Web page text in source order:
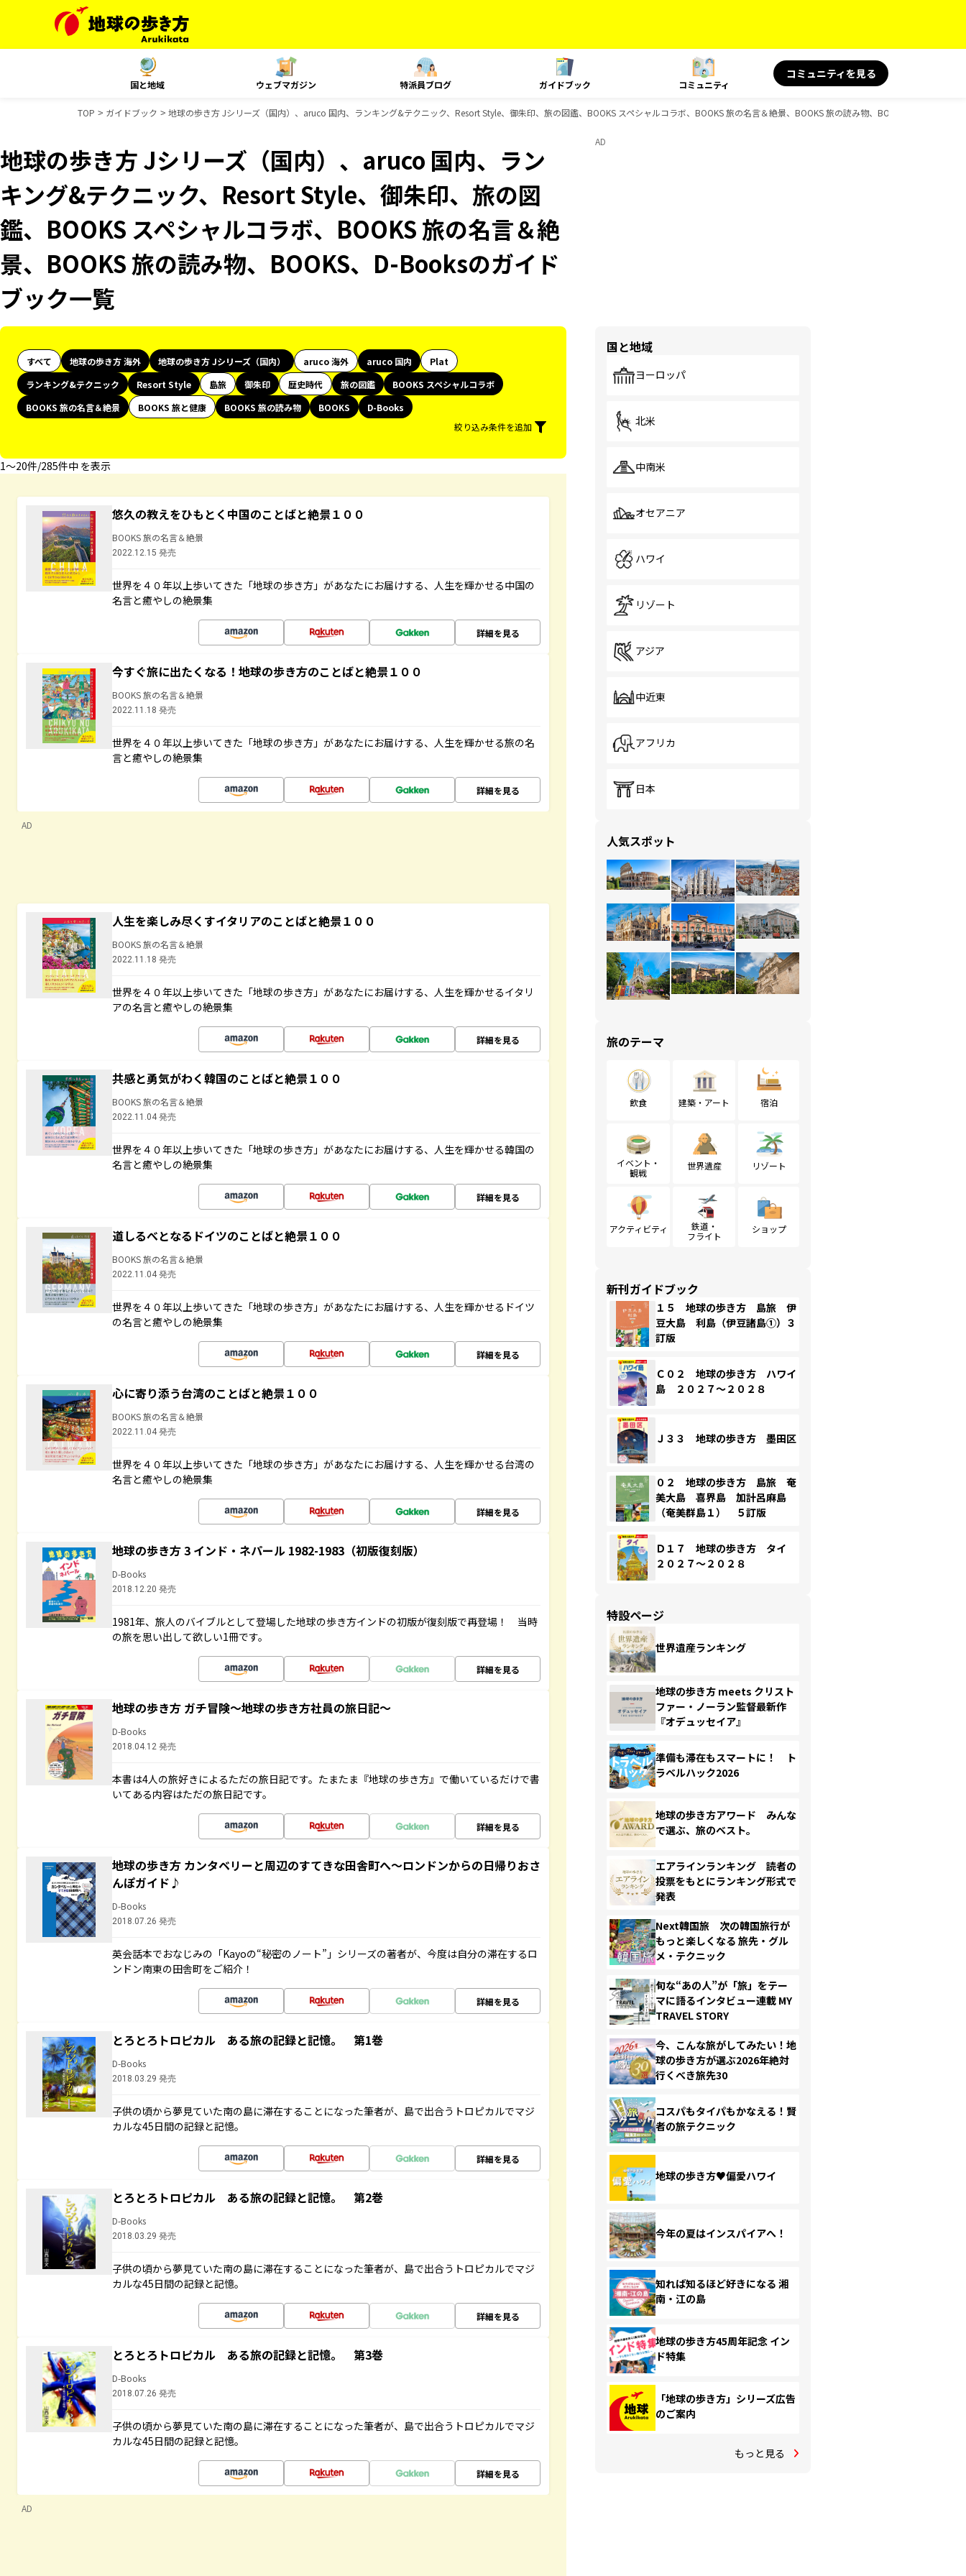
国と地域 ウェブマガジン 特派員ブログ ガイドブック コミュニティ
コミュニティを見る
TOP ガイドブック 地球の歩き方 Jシリーズ（国内）、aruco 国内、ランキング&テクニック、Resort Style、御朱印、旅の図鑑、BOOKS スペシャルコラボ、BOOKS 旅の名言＆絶景、BOOKS 旅の読み物、BOOKS、D-Booksの
地球の歩き方 Jシリーズ（国内）、aruco 国内、ラン
キング&テクニック、Resort Style、御朱印、旅の図
鑑、BOOKS スペシャルコラボ、BOOKS 旅の名言＆絶
景、BOOKS 旅の読み物、BOOKS、D-Booksのガイド
ブック一覧
すべて 地球の歩き方 海外 地球の歩き方 Jシリーズ（国内） aruco 海外 aruco 国内
Plat
ランキング&テクニック
Resort Style 島旅 御朱印 歴史時代 旅の図鑑
BOOKS スペシャルコラボ
BOOKS 旅の名言＆絶景
BOOKS 旅と健康 BOOKS 旅の読み物 BOOKS
D-Books
絞り込み条件を追加
1〜20件/285件中 を表示
悠久の教えをひもとく中国のことばと絶景１００
BOOKS 旅の名言＆絶景
2022.12.15 発売
世界を４０年以上歩いてきた「地球の歩き方」があなたにお届けする、人生を輝かせる中国の
名言と癒やしの絶景集
詳細を見る
今すぐ旅に出たくなる！地球の歩き方のことばと絶景１００
BOOKS 旅の名言＆絶景
2022.11.18 発売
世界を４０年以上歩いてきた「地球の歩き方」があなたにお届けする、人生を輝かせる旅の名
言と癒やしの絶景集
詳細を見る
AD
人生を楽しみ尽くすイタリアのことばと絶景１００
BOOKS 旅の名言＆絶景
2022.11.18 発売
世界を４０年以上歩いてきた「地球の歩き方」があなたにお届けする、人生を輝かせるイタリ
アの名言と癒やしの絶景集
詳細を見る
共感と勇気がわく韓国のことばと絶景１００
BOOKS 旅の名言＆絶景
2022.11.04 発売
世界を４０年以上歩いてきた「地球の歩き方」があなたにお届けする、人生を輝かせる韓国の
名言と癒やしの絶景集
詳細を見る
道しるべとなるドイツのことばと絶景１００
BOOKS 旅の名言＆絶景
2022.11.04 発売
世界を４０年以上歩いてきた「地球の歩き方」があなたにお届けする、人生を輝かせるドイツ
の名言と癒やしの絶景集
詳細を見る
心に寄り添う台湾のことばと絶景１００
BOOKS 旅の名言＆絶景
2022.11.04 発売
世界を４０年以上歩いてきた「地球の歩き方」があなたにお届けする、人生を輝かせる台湾の
名言と癒やしの絶景集
詳細を見る
地球の歩き方 3 インド・ネパール 1982-1983（初版復刻版）
D-Books
2018.12.20 発売
1981年、旅人のバイブルとして登場した地球の歩き方インドの初版が復刻版で再登場！ 当時
の旅を思い出して欲しい1冊です。
詳細を見る
地球の歩き方 ガチ冒険～地球の歩き方社員の旅日記～
D-Books
2018.04.12 発売
本書は4人の旅好きによるただの旅日記です。たまたま『地球の歩き方』で働いているだけで書
いてある内容はただの旅日記です。
詳細を見る
地球の歩き方 カンタベリーと周辺のすてきな田舎町へ～ロンドンからの日帰りおさ
んぽガイド♪
D-Books
2018.07.26 発売
英会話本でおなじみの「Kayoの“秘密のノート”」シリーズの著者が、今度は自分の滞在するロ
ンドン南東の田舎町をご紹介！
詳細を見る
とろとろトロピカル ある旅の記録と記憶。 第1巻
D-Books
2018.03.29 発売
子供の頃から夢見ていた南の島に滞在することになった筆者が、島で出合うトロピカルでマジ
カルな45日間の記録と記憶。
詳細を見る
とろとろトロピカル ある旅の記録と記憶。 第2巻
D-Books
2018.03.29 発売
子供の頃から夢見ていた南の島に滞在することになった筆者が、島で出合うトロピカルでマジ
カルな45日間の記録と記憶。
詳細を見る
とろとろトロピカル ある旅の記録と記憶。 第3巻
D-Books
2018.07.26 発売
子供の頃から夢見ていた南の島に滞在することになった筆者が、島で出合うトロピカルでマジ
カルな45日間の記録と記憶。
詳細を見る
AD
AD
国と地域
ヨーロッパ
北米
中南米
オセアニア
ハワイ
リゾート
アジア
中近東
アフリカ
日本
人気スポット
旅のテーマ
飲食 建築・アート 宿泊
イベント・
観戦
世界遺産 リゾート
アクティビティ
鉄道・
フライト
ショップ
新刊ガイドブック
１５ 地球の歩き方 島旅 伊
豆大島 利島（伊豆諸島①）３
訂版
Ｃ０２ 地球の歩き方 ハワイ
島 ２０２７～２０２８
Ｊ３３ 地球の歩き方 墨田区
０２ 地球の歩き方 島旅 奄
美大島 喜界島 加計呂麻島
（奄美群島１） ５訂版
Ｄ１７ 地球の歩き方 タイ
２０２７～２０２８
特設ページ
世界遺産ランキング
地球の歩き方 meets クリスト
ファー・ノーラン監督最新作
『オデュッセイア』
準備も滞在もスマートに！ ト
ラベルハック2026
地球の歩き方アワード みんな
で選ぶ、旅のベスト。
エアラインランキング 読者の
投票をもとにランキング形式で
発表
Next韓国旅 次の韓国旅行が
もっと楽しくなる 旅先・グル
メ・テクニック
旬な“あの人”が「旅」をテー
マに語るインタビュー連載 MY
TRAVEL STORY
今、こんな旅がしてみたい！地
球の歩き方が選ぶ2026年絶対
行くべき旅先30
コスパもタイパもかなえる！賢
者の旅テクニック
地球の歩き方♥偏愛ハワイ
今年の夏はインスパイアへ！
知れば知るほど好きになる 湘
南・江の島
地球の歩き方45周年記念 イン
ド特集
「地球の歩き方」シリーズ広告
のご案内
もっと見る